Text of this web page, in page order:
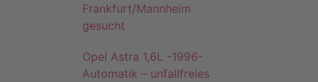
Frankfurt/Mannheim
gesucht
Opel Astra 1,6L -1996-
Automatik – unfallfreies